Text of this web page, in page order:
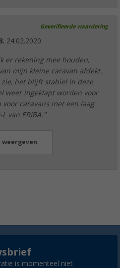
Geverifieerde waardering
24.02.2020
er rekening mee houden,
mijn kleine caravan afdekt.
zie, het blijft stabiel in deze
weer ingeklapt worden voor
caravans met een laag
van ERIBA."
weergeven
is momenteel niet